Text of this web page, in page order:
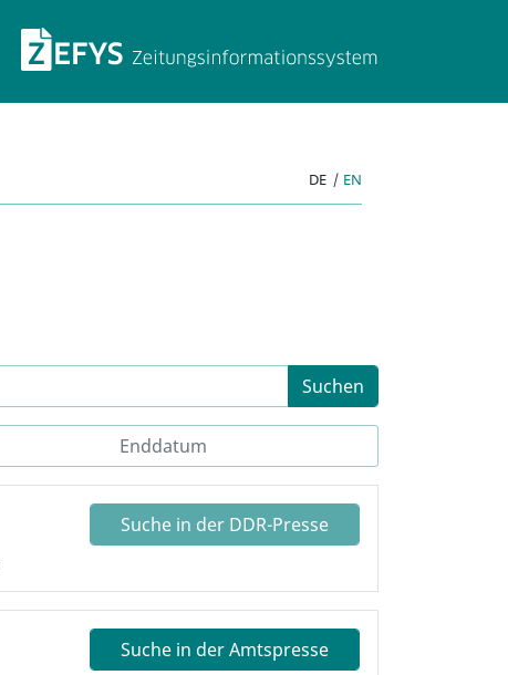
ZEFYS
DE | EN
Suchen
Suche in der DDR-Presse
Suche in der Amtspresse